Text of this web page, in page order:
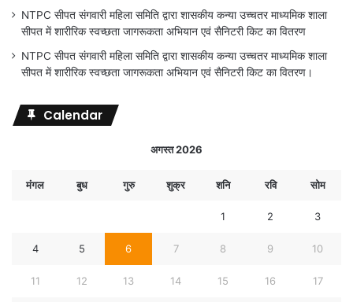
NTPC सीपत संगवारी महिला समिति द्वारा शासकीय कन्या उच्चतर माध्यमिक शाला
सीपत में शारीरिक स्वच्छता जागरूकता अभियान एवं सैनिटरी किट का वितरण
NTPC सीपत संगवारी महिला समिति द्वारा शासकीय कन्या उच्चतर माध्यमिक शाला
सीपत में शारीरिक स्वच्छता जागरूकता अभियान एवं सैनिटरी किट का वितरण।
Calendar
अगस्त 2026
मंगल बुध गुरु शुक्र शनि रवि सोम
1 2 3
4 5 6 7 8 9 10
11 12 13 14 15 16 17